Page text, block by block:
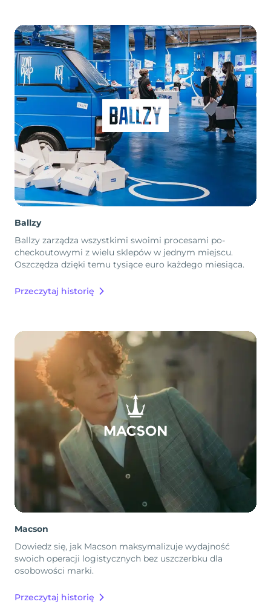
Ballzy
Ballzy zarządza wszystkimi swoimi procesami po-
checkoutowymi z wielu sklepów w jednym miejscu.
Oszczędza dzięki temu tysiące euro każdego miesiąca.
Przeczytaj historię
Macson
Dowiedz się, jak Macson maksymalizuje wydajność
swoich operacji logistycznych bez uszczerbku dla
osobowości marki.
Przeczytaj historię